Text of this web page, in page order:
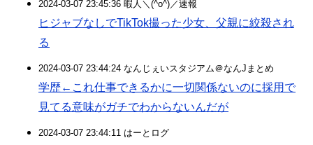
2024-03-07 23:45:36 暇人＼(^o^)／速報
ヒジャブなしでTikTok撮った少女、父親に絞殺され
る
2024-03-07 23:44:24 なんじぇいスタジアム＠なんJまとめ
学歴←これ仕事できるかに一切関係ないのに採用で
見てる意味がガチでわからないんだが
2024-03-07 23:44:11 はーとログ